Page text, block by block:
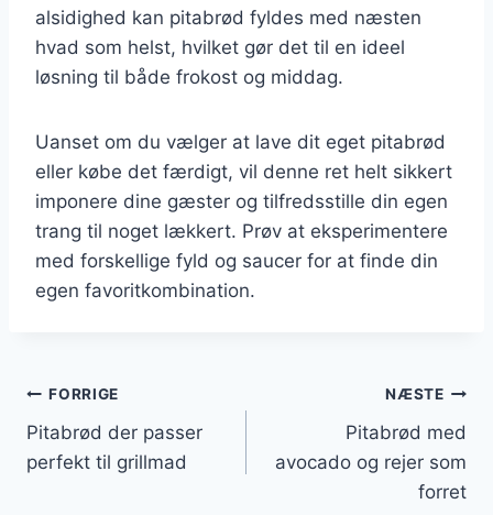
alsidighed kan pitabrød fyldes med næsten
hvad som helst, hvilket gør det til en ideel
løsning til både frokost og middag.
Uanset om du vælger at lave dit eget pitabrød
eller købe det færdigt, vil denne ret helt sikkert
imponere dine gæster og tilfredsstille din egen
trang til noget lækkert. Prøv at eksperimentere
med forskellige fyld og saucer for at finde din
egen favoritkombination.
Indlægsnavigation
FORRIGE
Pitabrød der passer
perfekt til grillmad
NÆSTE
Pitabrød med
avocado og rejer som
forret